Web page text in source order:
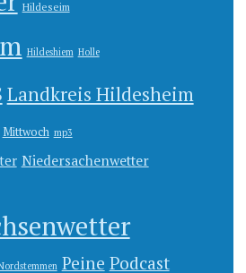
Hildeseim
Hildeshiem Holle
Landkreis Hildesheim
Mittwoch mp3
Niedersachenwetter
Peine Podcast